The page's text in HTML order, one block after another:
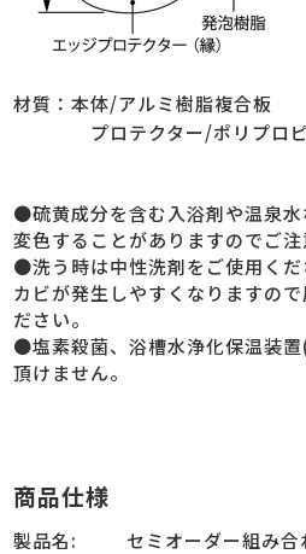
材質：本体/アルミ樹脂複合板
プロテクター/ポリプロピ
●硫黄成分を含む入浴剤や温泉水
変色することがありますのでご注
●洗う時は中性洗剤をご使用く
カビが発生しやすくなりますの
ださい。
●塩素殺菌、浴槽水浄化保温装
頂けません。
商品仕様
製品名:
セミオーダー組み合